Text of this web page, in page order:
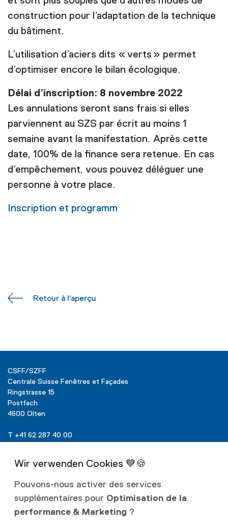
construction pour l’adaptation de la technique
du bâtiment.
L’utilisation d’aciers dits « verts » permet
d’optimiser encore le bilan écologique.
Délai d’inscription: 8 novembre 2022
Les annulations seront sans frais si elles
parviennent au SZS par écrit au moins 1
semaine avant la manifestation. Après cette
date, 100% de la finance sera retenue. En cas
d’empêchement, vous pouvez déléguer une
personne à votre place.
Inscription et programm
Retour à l‘aperçu
CSFF/SZFF
Centrale Suisse Fenêtres et Façades
Ringstrasse 15
Postfach
4600 Olten
T +41 62 287 40 00
Liens
Pouvons-nous activer des services
supplémentaires pour Optimisation de la
performance & Marketing ?